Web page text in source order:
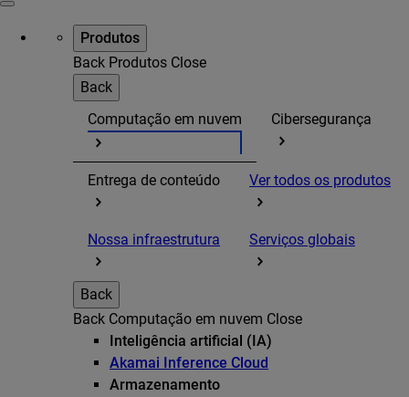
Produtos
Back Produtos Close
Back
Computação em nuvem
Cibersegurança
Entrega de conteúdo Ver todos os produtos
Nossa infraestrutura Serviços globais
Back
Back Computação em nuvem Close
Inteligência artificial (IA)
Akamai Inference Cloud
Armazenamento